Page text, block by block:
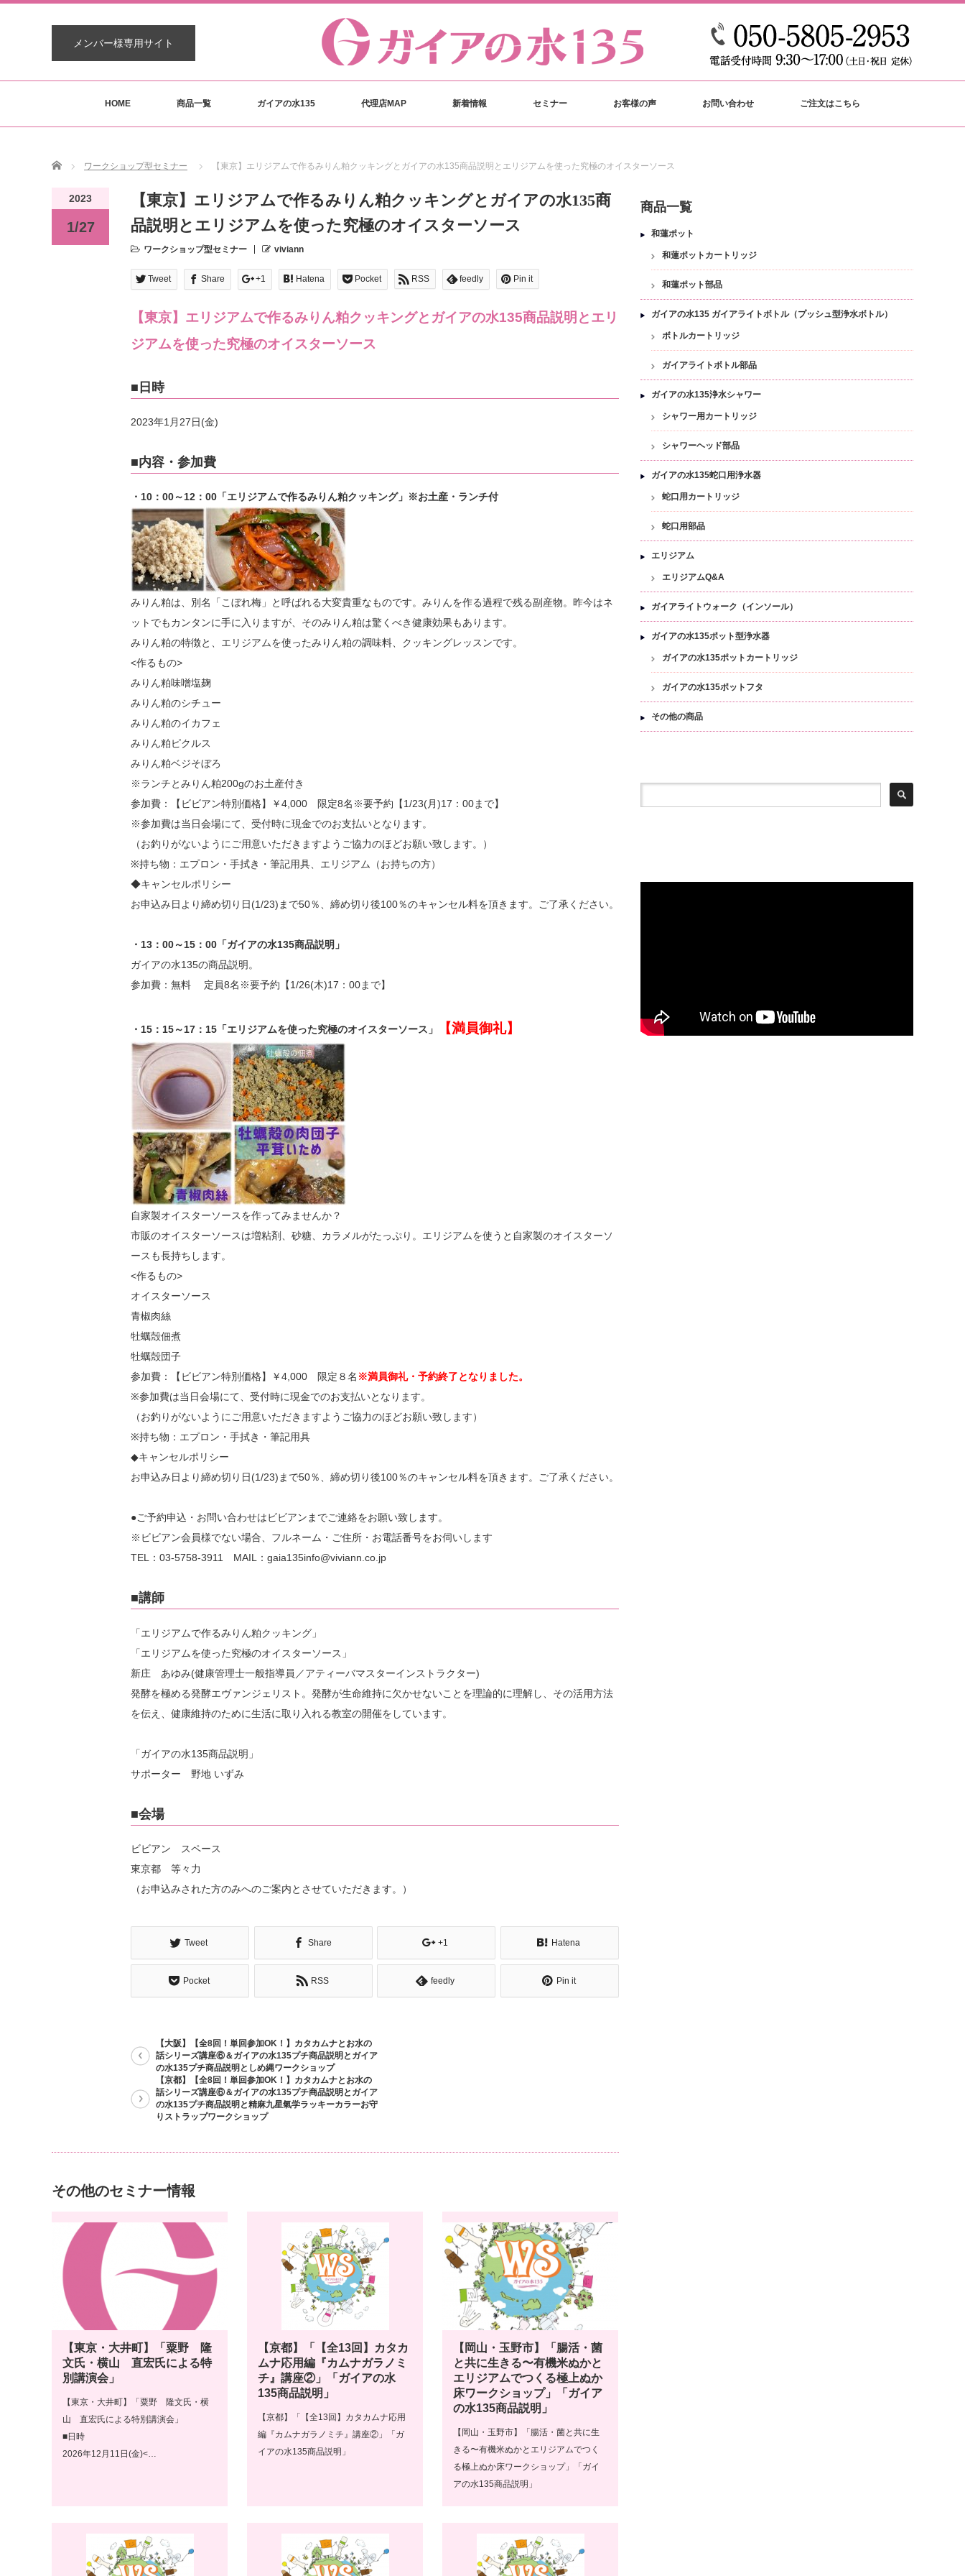
メンバー様専用サイト
HOME 商品一覧 ガイアの水135 代理店MAP 新着情報 セミナー お客様の声 お問い合わせ ご注文はこちら
Home ワークショップ型セミナー 【東京】エリジアムで作るみりん粕クッキングとガイアの水135商品説明とエリジアムを使った究極のオイスターソース
2023
1/27
【東京】エリジアムで作るみりん粕クッキングとガイアの水135商
品説明とエリジアムを使った究極のオイスターソース
ワークショップ型セミナー viviann
Tweet Share +1 Hatena Pocket RSS feedly Pin it
【東京】エリジアムで作るみりん粕クッキングとガイアの水135商品説明とエリ
ジアムを使った究極のオイスターソース
■日時
2023年1月27日(金)
■内容・参加費
・10：00～12：00「エリジアムで作るみりん粕クッキング」※お土産・ランチ付
みりん粕は、別名「こぼれ梅」と呼ばれる大変貴重なものです。みりんを作る過程で残る副産物。昨今はネ
ットでもカンタンに手に入りますが、そのみりん粕は驚くべき健康効果もあります。
みりん粕の特徴と、エリジアムを使ったみりん粕の調味料、クッキングレッスンです。
<作るもの>
みりん粕味噌塩麹
みりん粕のシチュー
みりん粕のイカフェ
みりん粕ピクルス
みりん粕ベジそぼろ
※ランチとみりん粕200gのお土産付き
参加費：【ビビアン特別価格】￥4,000 限定8名※要予約【1/23(月)17：00まで】
※参加費は当日会場にて、受付時に現金でのお支払いとなります。
（お釣りがないようにご用意いただきますようご協力のほどお願い致します。）
※持ち物：エプロン・手拭き・筆記用具、エリジアム（お持ちの方）
◆キャンセルポリシー
お申込み日より締め切り日(1/23)まで50％、締め切り後100％のキャンセル料を頂きます。ご了承ください。
・13：00～15：00「ガイアの水135商品説明」
ガイアの水135の商品説明。
参加費：無料 定員8名※要予約【1/26(木)17：00まで】
・15：15～17：15「エリジアムを使った究極のオイスターソース」 【満員御礼】
自家製オイスターソースを作ってみませんか？
市販のオイスターソースは増粘剤、砂糖、カラメルがたっぷり。エリジアムを使うと自家製のオイスターソ
ースも長持ちします。
<作るもの>
オイスターソース
青椒肉絲
牡蠣殻佃煮
牡蠣殻団子
参加費：【ビビアン特別価格】￥4,000 限定８名 ※満員御礼・予約終了となりました。
※参加費は当日会場にて、受付時に現金でのお支払いとなります。
（お釣りがないようにご用意いただきますようご協力のほどお願い致します）
※持ち物：エプロン・手拭き・筆記用具
◆キャンセルポリシー
お申込み日より締め切り日(1/23)まで50％、締め切り後100％のキャンセル料を頂きます。ご了承ください。
●ご予約申込・お問い合わせはビビアンまでご連絡をお願い致します。
※ビビアン会員様でない場合、フルネーム・ご住所・お電話番号をお伺いします
TEL：03-5758-3911 MAIL：gaia135info@viviann.co.jp
■講師
「エリジアムで作るみりん粕クッキング」
「エリジアムを使った究極のオイスターソース」
新庄 あゆみ(健康管理士一般指導員／アティーバマスターインストラクター)
発酵を極める発酵エヴァンジェリスト。発酵が生命維持に欠かせないことを理論的に理解し、その活用方法
を伝え、健康維持のために生活に取り入れる教室の開催をしています。
「ガイアの水135商品説明」
サポーター 野地 いずみ
■会場
ビビアン スペース
東京都 等々力
（お申込みされた方のみへのご案内とさせていただきます。）
Tweet Share +1 Hatena
Pocket RSS feedly Pin it
【大阪】【全8回！単回参加OK！】カタカムナとお水の
話シリーズ講座⑥＆ガイアの水135プチ商品説明とガイア
の水135プチ商品説明としめ縄ワークショップ
【京都】【全8回！単回参加OK！】カタカムナとお水の
話シリーズ講座⑥＆ガイアの水135プチ商品説明とガイア
の水135プチ商品説明と精麻九星氣学ラッキーカラーお守
りストラップワークショップ
その他のセミナー情報
【東京・大井町】「粟野 隆
文氏・横山 直宏氏による特
別講演会」
【東京・大井町】「粟野 隆文氏・横
山 直宏氏による特別講演会」
■日時
2026年12月11日(金)<…
【京都】「【全13回】カタカ
ムナ応用編『カムナガラノミ
チ』講座②」「ガイアの水
135商品説明」
【京都】「【全13回】カタカムナ応用
編『カムナガラノミチ』講座②」「ガ
イアの水135商品説明」
【岡山・玉野市】「腸活・菌
と共に生きる〜有機米ぬかと
エリジアムでつくる極上ぬか
床ワークショップ」「ガイア
の水135商品説明」
【岡山・玉野市】「腸活・菌と共に生
きる〜有機米ぬかとエリジアムでつく
る極上ぬか床ワークショップ」「ガイ
アの水135商品説明」
商品一覧
和蓮ポット
和蓮ポットカートリッジ
和蓮ポット部品
ガイアの水135 ガイアライトボトル（プッシュ型浄水ボトル）
ボトルカートリッジ
ガイアライトボトル部品
ガイアの水135浄水シャワー
シャワー用カートリッジ
シャワーヘッド部品
ガイアの水135蛇口用浄水器
蛇口用カートリッジ
蛇口用部品
エリジアム
エリジアムQ&A
ガイアライトウォーク（インソール）
ガイアの水135ポット型浄水器
ガイアの水135ポットカートリッジ
ガイアの水135ポットフタ
その他の商品